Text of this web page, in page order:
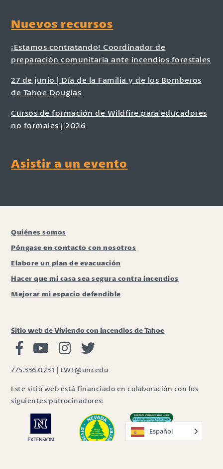
Nuevos recursos
¡Estamos contratando! Coordinador de
preparación comunitaria ante incendios forestales
27 de junio | Día de la Familia y de los Bomberos
de Tahoe Douglas
Cursos de formación de Wildfire para educadores
no formales | 2026
Asistir a un evento
Quiénes somos
Póngase en contacto con nosotros
Elabore un plan de evacuación
Hacer que mi casa sea segura contra incendios
Mejorar mi espacio defendible
Sitio web de Viviendo con Incendios de Tahoe
Viviendo con Incendios Facebook
Vivir con fuego Youtube
Vivir con fuego Instagram
775.336.0231 | LWF@unr.edu
Este sitio web está financiado en colaboración con los
siguientes patrocinadores:
Español